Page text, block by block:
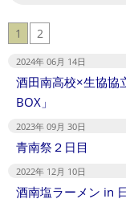
1 2
2024年 06月 14日
酒田南高校×生協協
BOX」
2023年 09月 30日
青南祭２日目
2022年 12月 10日
酒南塩ラーメン in